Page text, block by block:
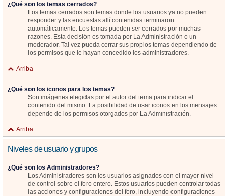
¿Qué son los temas cerrados?
Los temas cerrados son temas donde los usuarios ya no pueden
responder y las encuestas allí contenidas terminaron
automáticamente. Los temas pueden ser cerrados por muchas
razones. Esta decisión es tomada por La Administración o un
moderador. Tal vez pueda cerrar sus propios temas dependiendo de
los permisos que le hayan concedido los administradores.
Arriba
¿Qué son los iconos para los temas?
Son imágenes elegidas por el autor del tema para indicar el
contenido del mismo. La posibilidad de usar iconos en los mensajes
depende de los permisos otorgados por La Administración.
Arriba
Niveles de usuario y grupos
¿Qué son los Administradores?
Los Administradores son los usuarios asignados con el mayor nivel
de control sobre el foro entero. Estos usuarios pueden controlar todas
las acciones y configuraciones del foro, incluyendo configuraciones